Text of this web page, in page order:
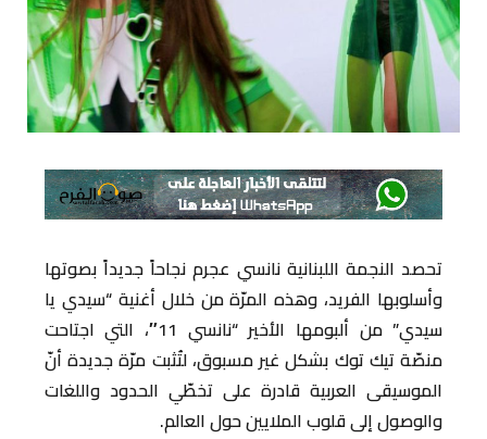
تحصد النجمة اللبنانية نانسي عجرم نجاحاً جديداً بصوتها
وأسلوبها الفريد، وهذه المرّة من خلال أغنية “سيدي يا
سيدي” من ألبومها الأخير “نانسي 11″، التي اجتاحت
منصّة تيك توك بشكل غير مسبوق، لتُثبت مرّة جديدة أنّ
الموسيقى العربية قادرة على تخطّي الحدود واللغات
والوصول إلى قلوب الملايين حول العالم.